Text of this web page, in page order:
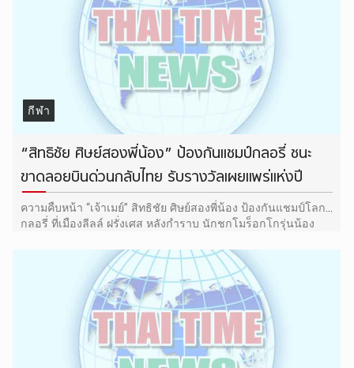
กีฬา
“สิทธิชัย ศิษย์สองพี่น้อง” ป้องกันแชมป์กลอรี่ ชนะ
ขาดลอยบินด่วนกลับไทย รับรางวัลเผยแพร่แห่งปี
ความคืบหน้า “เจ้าเมย์” สิทธิชัย ศิษย์สองพี่น้อง ป้องกันแชมป์โลก
กลอรี่ ที่เมืองลีลล์ ฝรั่งเศส หลังกำราบ นักชกโมร็อกโกรุ่นน้อง
ด่วน เพื่อไปขึ้นรับรางวัล "ผู้เผยแพร่ศิลปะมวยไทยในต่างแดน" ใน
งานวันนักกีฬายอดเยี่ยม